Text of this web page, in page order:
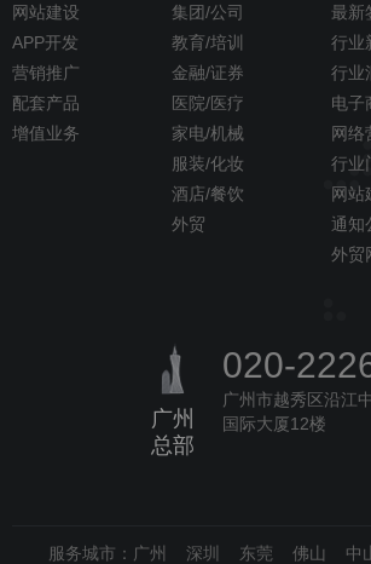
网站建设
APP开发
营销推广
配套产品
增值业务
集团/公司
教育/培训
金融/证券
医院/医疗
家电/机械
服装/化妆
酒店/餐饮
外贸
最新
行业
行业
电子
网络
行业
网站
通知
外贸
广州
总部
020-
广州市越秀区沿江
国际大厦12楼
服务城市：广州 深圳 东莞 佛